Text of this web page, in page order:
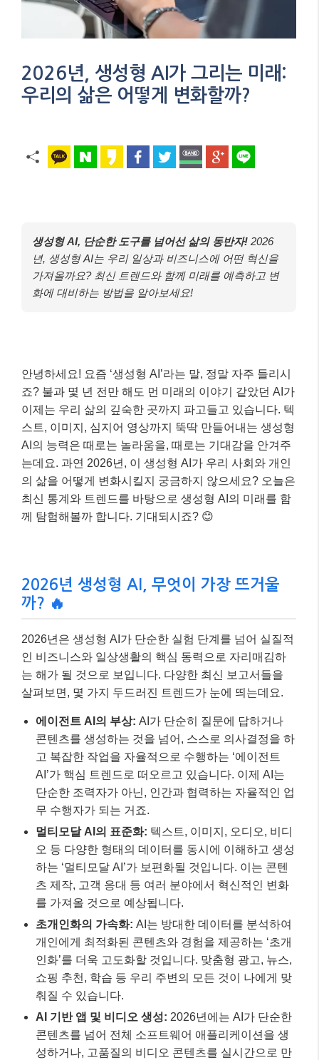
2026년, 생성형 AI가 그리는 미래:
우리의 삶은 어떻게 변화할까?
생성형 AI, 단순한 도구를 넘어선 삶의 동반자! 2026
년, 생성형 AI는 우리 일상과 비즈니스에 어떤 혁신을
가져올까요? 최신 트렌드와 함께 미래를 예측하고 변
화에 대비하는 방법을 알아보세요!
안녕하세요! 요즘 ‘생성형 AI’라는 말, 정말 자주 들리시
죠? 불과 몇 년 전만 해도 먼 미래의 이야기 같았던 AI가
이제는 우리 삶의 깊숙한 곳까지 파고들고 있습니다. 텍
스트, 이미지, 심지어 영상까지 뚝딱 만들어내는 생성형
AI의 능력은 때로는 놀라움을, 때로는 기대감을 안겨주
는데요. 과연 2026년, 이 생성형 AI가 우리 사회와 개인
의 삶을 어떻게 변화시킬지 궁금하지 않으세요? 오늘은
최신 통계와 트렌드를 바탕으로 생성형 AI의 미래를 함
께 탐험해볼까 합니다. 기대되시죠? 😊
2026년 생성형 AI, 무엇이 가장 뜨거울
까? 🔥
2026년은 생성형 AI가 단순한 실험 단계를 넘어 실질적
인 비즈니스와 일상생활의 핵심 동력으로 자리매김하
는 해가 될 것으로 보입니다. 다양한 최신 보고서들을
살펴보면, 몇 가지 두드러진 트렌드가 눈에 띄는데요.
에이전트 AI의 부상: AI가 단순히 질문에 답하거나
콘텐츠를 생성하는 것을 넘어, 스스로 의사결정을 하
고 복잡한 작업을 자율적으로 수행하는 ‘에이전트
AI’가 핵심 트렌드로 떠오르고 있습니다. 이제 AI는
단순한 조력자가 아닌, 인간과 협력하는 자율적인 업
무 수행자가 되는 거죠.
멀티모달 AI의 표준화: 텍스트, 이미지, 오디오, 비디
오 등 다양한 형태의 데이터를 동시에 이해하고 생성
하는 ‘멀티모달 AI’가 보편화될 것입니다. 이는 콘텐
츠 제작, 고객 응대 등 여러 분야에서 혁신적인 변화
를 가져올 것으로 예상됩니다.
초개인화의 가속화: AI는 방대한 데이터를 분석하여
개인에게 최적화된 콘텐츠와 경험을 제공하는 ‘초개
인화’를 더욱 고도화할 것입니다. 맞춤형 광고, 뉴스,
쇼핑 추천, 학습 등 우리 주변의 모든 것이 나에게 맞
춰질 수 있습니다.
AI 기반 앱 및 비디오 생성: 2026년에는 AI가 단순한
콘텐츠를 넘어 전체 소프트웨어 애플리케이션을 생
성하거나, 고품질의 비디오 콘텐츠를 실시간으로 만